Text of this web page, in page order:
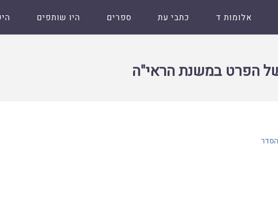
אלומות ד כתבי עת ספרים היו שותפים
הפרט במשנת הראי"ה